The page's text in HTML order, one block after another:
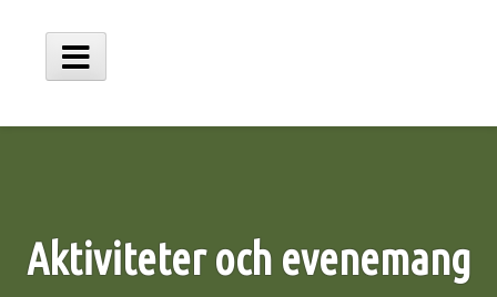
innehåll
Huvudmeny
Aktiviteter och evenemang